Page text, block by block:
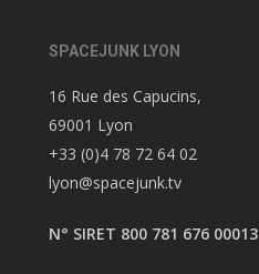
SPACEJUNK LYON
16 Rue des Capucins,
69001 Lyon
+33 (0)4 78 72 64 02
lyon@spacejunk.tv
N° SIRET 800 781 676 00013